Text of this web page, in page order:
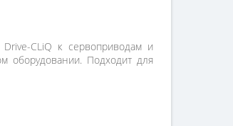
CLiQ к сервоприводам и
оборудовании. Подходит для